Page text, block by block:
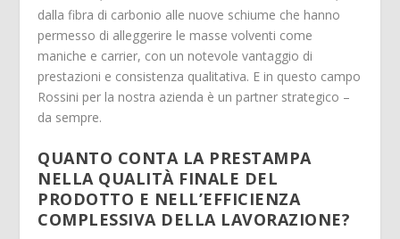
dalla fibra di carbonio alle nuove schiume che hanno
permesso di alleggerire le masse volventi come
maniche e carrier, con un notevole vantaggio di
prestazioni e consistenza qualitativa. E in questo campo
Rossini per la nostra azienda è un partner strategico –
da sempre.
QUANTO CONTA LA PRESTAMPA
NELLA QUALITÀ FINALE DEL
PRODOTTO E NELL’EFFICIENZA
COMPLESSIVA DELLA LAVORAZIONE?